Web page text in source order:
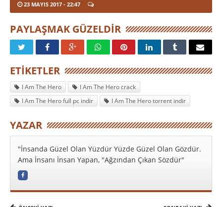
23 MAYIS 2017 - 22:47
PAYLAŞMAK GÜZELDIR
ETIKETLER
I Am The Hero
I Am The Hero crack
I Am The Hero full pc indir
I Am The Hero torrent indir
YAZAR
"İnsanda Güzel Olan Yüzdür Yüzde Güzel Olan Gözdür.
Ama İnsanı İnsan Yapan, "Ağzından Çıkan Sözdür"